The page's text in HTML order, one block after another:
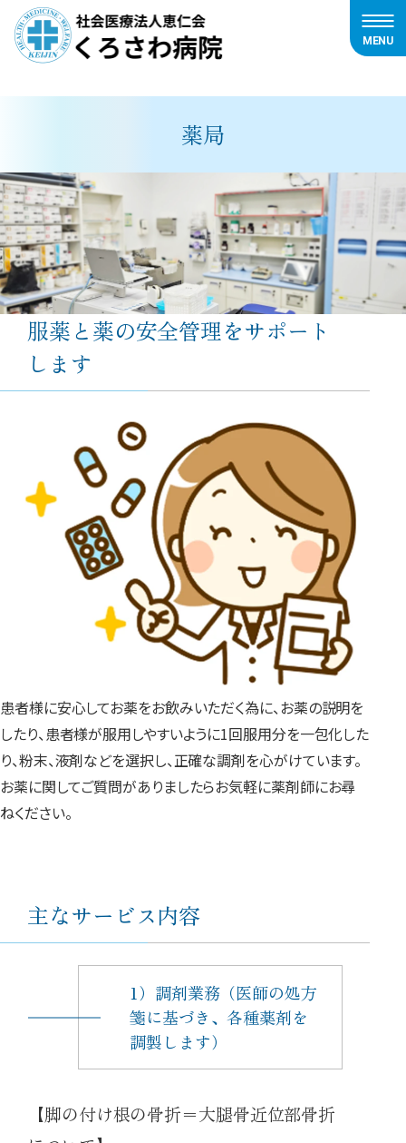
キ
ッ
プ
MENU
薬局
服薬と薬の安全管理をサポート
します
患者様に安心してお薬をお飲みいただく為に、お薬の説明を
したり、患者様が服用しやすいように1回服用分を一包化した
り、粉末、液剤などを選択し、正確な調剤を心がけています。
お薬に関してご質問がありましたらお気軽に薬剤師にお尋
ねください。
主なサービス内容
1）調剤業務（医師の処方
箋に基づき、各種薬剤を
調製します）
【脚の付け根の骨折＝大腿骨近位部骨折